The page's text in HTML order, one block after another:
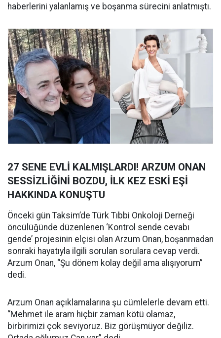
haberlerini yalanlamış ve boşanma sürecini anlatmıştı.
27 SENE EVLİ KALMIŞLARDI! ARZUM ONAN
SESSİZLİĞİNİ BOZDU, İLK KEZ ESKİ EŞİ
HAKKINDA KONUŞTU
Önceki gün Taksim’de Türk Tıbbi Onkoloji Derneği
öncülüğünde düzenlenen ‘Kontrol sende cevabı
gende’ projesinin elçisi olan Arzum Onan, boşanmadan
sonraki hayatıyla ilgili sorulan sorulara cevap verdi.
Arzum Onan, “Şu dönem kolay değil ama alışıyorum”
dedi.
Arzum Onan açıklamalarına şu cümlelerle devam etti.
“Mehmet ile aram hiçbir zaman kötü olamaz,
birbirimizi çok seviyoruz. Biz görüşmüyor değiliz.